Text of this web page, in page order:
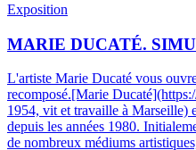
Exposition
MARIE DUCATÉ.
L'artiste Marie Ducaté vous
recomposé.[Marie
1954, vit et travaille à Marseille)
depuis les années 1980.
de nombreux médiums